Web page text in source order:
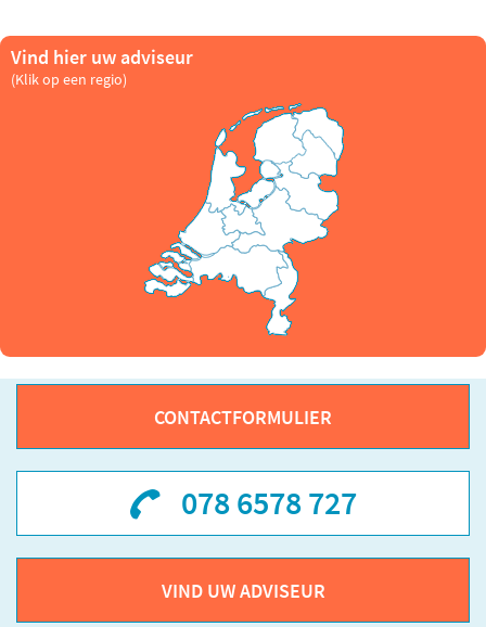
Vind hier uw adviseur
(Klik op een regio)
CONTACTFORMULIER
078 6578 727
VIND UW ADVISEUR